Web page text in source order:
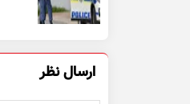
ارسال نظر